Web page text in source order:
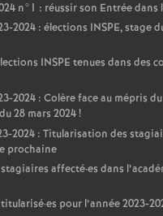
n°1 : réussir son Entrée dans
2024 : élections INSPE, stage
INSPE tenues dans des
2024 : Colère face au mépris
28 mars 2024!
2024 : Titularisation des
prochaine
stagiaires affecté·es dans
·es pour l’année 2023-